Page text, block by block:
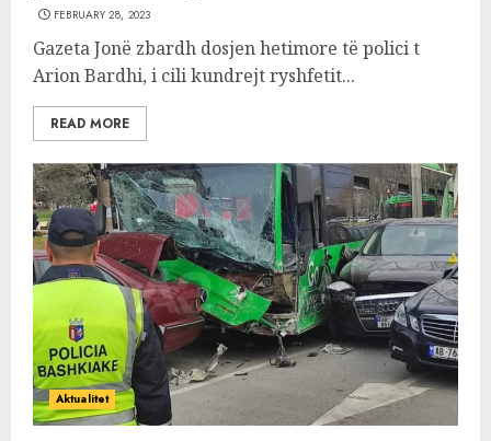
FEBRUARY 28, 2023
Gazeta Jonë zbardh dosjen hetimore të polici t
Arion Bardhi, i cili kundrejt ryshfetit...
READ MORE
Aktualitet